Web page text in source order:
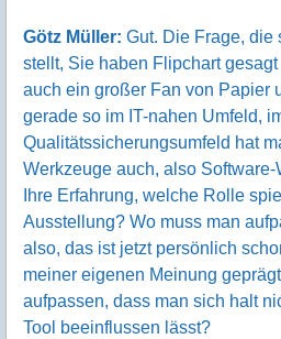
Götz Müller: Gut. Die Frage, die
stellt, Sie haben Flipchart
auch ein großer Fan von Papier
gerade so im IT-nahen Umfeld,
Qualitätssicherungsumfeld hat
Werkzeuge auch, also
Ihre Erfahrung, welche Rolle
Ausstellung? Wo muss man
also, das ist jetzt persönlich
meiner eigenen Meinung
aufpassen, dass man sich halt
Tool beeinflussen lässt?